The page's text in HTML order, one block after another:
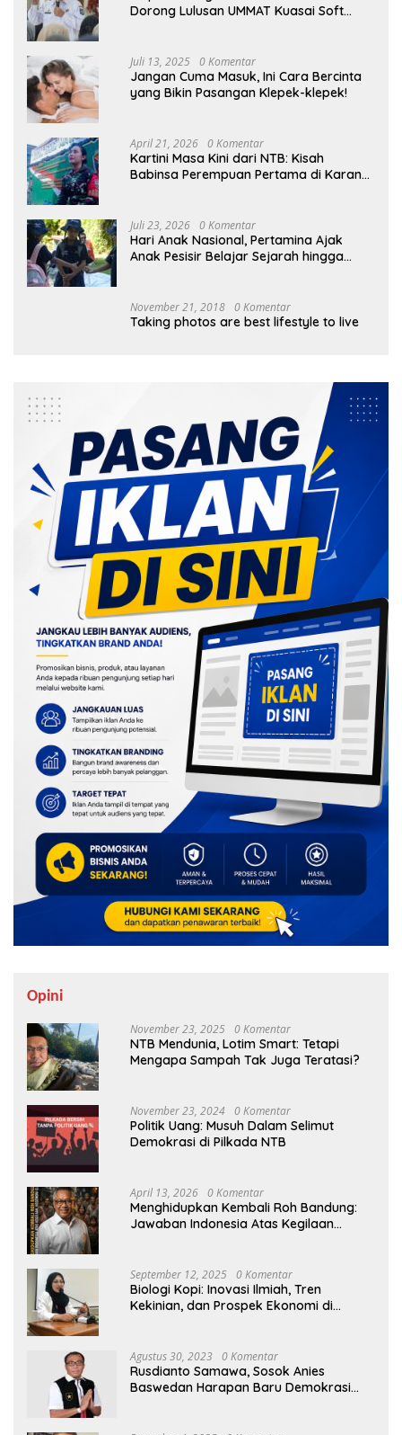
Dorong Lulusan UMMAT Kuasai Soft
Juli 13, 2025 0 Komentar
Jangan Cuma Masuk, Ini Cara Bercinta
yang Bikin Pasangan Klepek-klepek!
April 21, 2026 0 Komentar
Kartini Masa Kini dari NTB: Kisah
Babinsa Perempuan Pertama di Karang
Juli 23, 2026 0 Komentar
Hari Anak Nasional, Pertamina Ajak
Anak Pesisir Belajar Sejarah hingga
November 21, 2018 0 Komentar
Taking photos are best lifestyle to live
Opini
November 23, 2025 0 Komentar
NTB Mendunia, Lotim Smart: Tetapi
Mengapa Sampah Tak Juga Teratasi?
November 23, 2024 0 Komentar
Politik Uang: Musuh Dalam Selimut
Demokrasi di Pilkada NTB
April 13, 2026 0 Komentar
Menghidupkan Kembali Roh Bandung:
Jawaban Indonesia Atas Kegilaan
September 12, 2025 0 Komentar
Biologi Kopi: Inovasi Ilmiah, Tren
Kekinian, dan Prospek Ekonomi di
Agustus 30, 2023 0 Komentar
Rusdianto Samawa, Sosok Anies
Baswedan Harapan Baru Demokrasi